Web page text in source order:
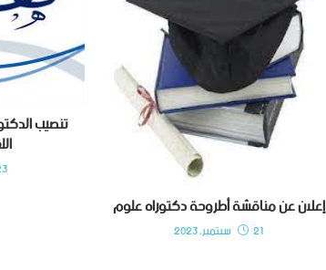
تنصيب
23
إعلان عن مناقشة أطروحة دكتوراه علوم
21 سبتمبر، 2023